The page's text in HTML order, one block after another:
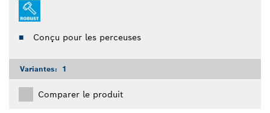
Conçu pour les perceuses
Variantes: 1
Comparer le produit